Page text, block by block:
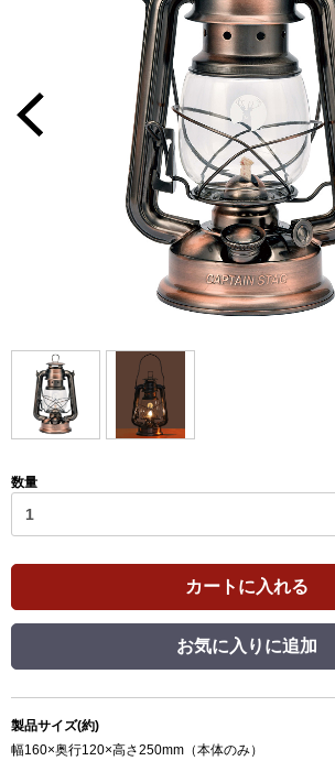
数量
カートに入れる
お気に入りに追加
製品サイズ(約)
幅160×奥行120×高さ250mm（本体のみ）